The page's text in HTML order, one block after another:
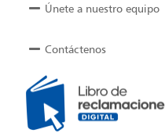
Únete a nuestro equipo
Contáctenos